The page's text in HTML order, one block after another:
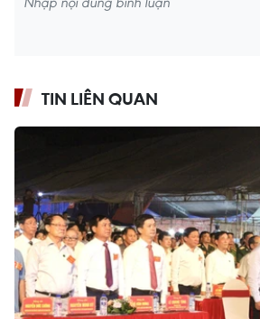
TIN LIÊN QUAN